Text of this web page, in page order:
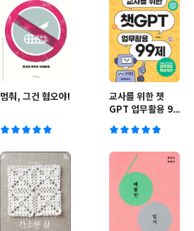
멈춰, 그건 혐오야!
교사를 위한 챗
GPT 업무활용 99